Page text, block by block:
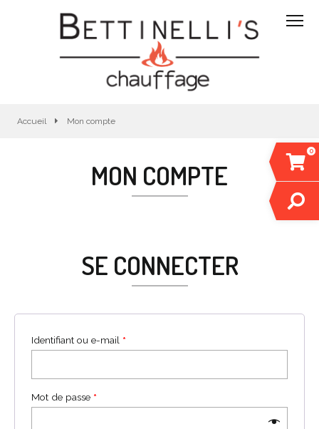
0
Accueil Mon compte
MON COMPTE
SE CONNECTER
Identifiant ou e-mail *
Mot de passe *